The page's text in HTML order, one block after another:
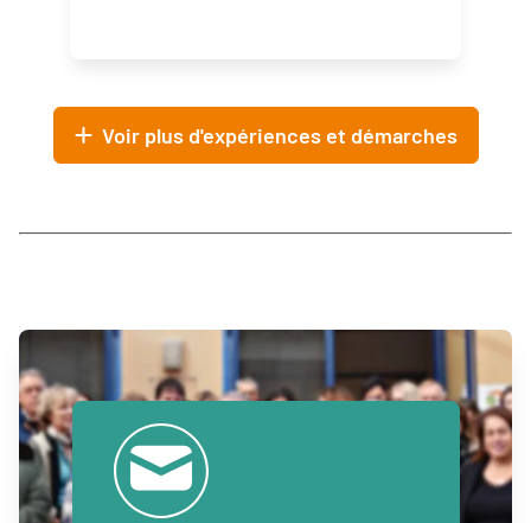
Voir plus d'expériences et démarches